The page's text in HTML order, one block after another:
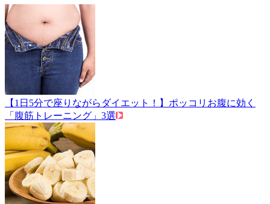
【1日5分で座りながらダイエット！】ポッコリお腹に効く
「腹筋トレーニング」3選